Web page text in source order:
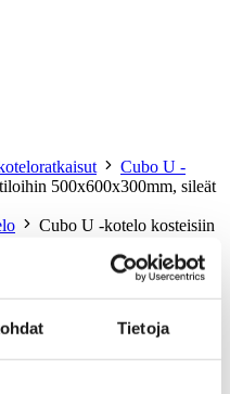
Tietoja
Cubo U -
500x600x300mm, sileät
Cubo U -kotelo kosteisiin
ruostumaton teräs, AISI 316L